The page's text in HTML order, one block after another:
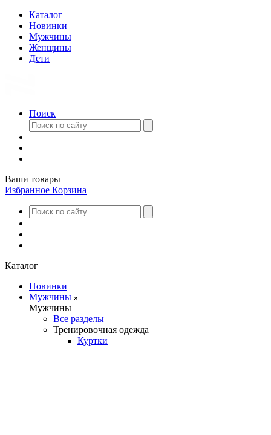
Каталог
Новинки
Мужчины
Женщины
Дети
Поиск
Ваши товары
Избранное Корзина
Каталог
Новинки
Мужчины
Мужчины
Все разделы
Тренировочная одежда
Куртки